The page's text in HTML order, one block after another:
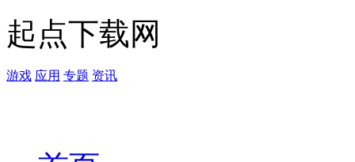
起点下载网
游戏 应用 专题 资讯